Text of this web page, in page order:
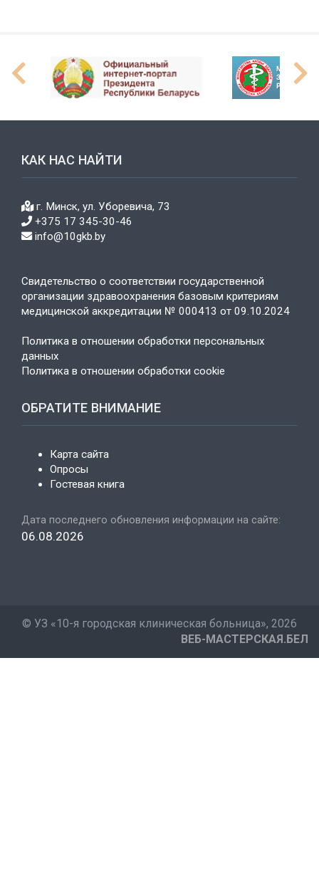
КАК НАС НАЙТИ
г. Минск, ул. Уборевича, 73
+375 17 345-30-46
info@10gkb.by
Свидетельство о соответствии государственной
организации здравоохранения базовым критериям
медицинской аккредитации № 000413 от 09.10.2024
Политика в отношении обработки персональных
данных
Политика в отношении обработки cookie
ОБРАТИТЕ ВНИМАНИЕ
Карта сайта
Опросы
Гостевая книга
Дата последнего обновления информации на сайте:
06.08.2026
© УЗ «10-я городская клиническая больница», 2026
ВЕБ-МАСТЕРСКАЯ.БЕЛ